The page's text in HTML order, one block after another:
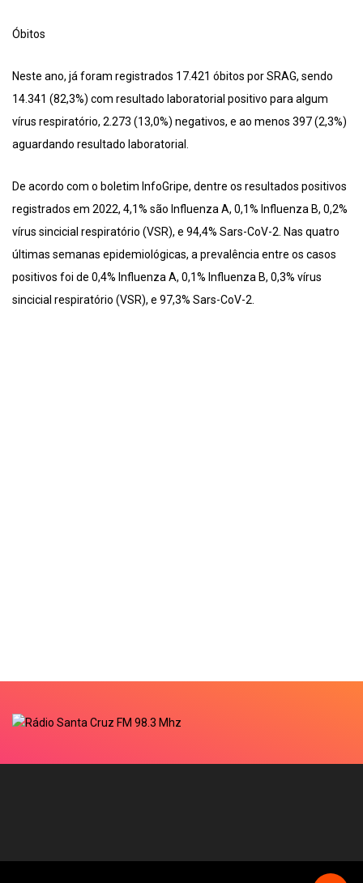
Óbitos
Neste ano, já foram registrados 17.421 óbitos por SRAG, sendo
14.341 (82,3%) com resultado laboratorial positivo para algum
vírus respiratório, 2.273 (13,0%) negativos, e ao menos 397 (2,3%)
aguardando resultado laboratorial.
De acordo com o boletim InfoGripe, dentre os resultados positivos
registrados em 2022, 4,1% são Influenza A, 0,1% Influenza B, 0,2%
vírus sincicial respiratório (VSR), e 94,4% Sars-CoV-2. Nas quatro
últimas semanas epidemiológicas, a prevalência entre os casos
positivos foi de 0,4% Influenza A, 0,1% Influenza B, 0,3% vírus
sincicial respiratório (VSR), e 97,3% Sars-CoV-2.